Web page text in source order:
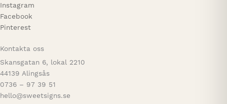
Instagram
Facebook
Pinterest
Kontakta oss
Skansgatan 6, lokal 2210
44139 Alingsås
0736 – 97 39 51
hello@sweetsigns.se